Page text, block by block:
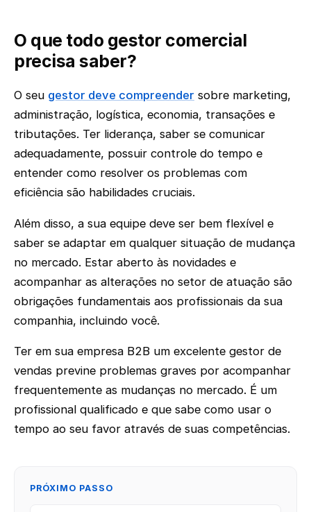
O que todo gestor comercial
precisa saber?
O seu gestor deve compreender sobre marketing,
administração, logística, economia, transações e
tributações. Ter liderança, saber se comunicar
adequadamente, possuir controle do tempo e
entender como resolver os problemas com
eficiência são habilidades cruciais.
Além disso, a sua equipe deve ser bem flexível e
saber se adaptar em qualquer situação de mudança
no mercado. Estar aberto às novidades e
acompanhar as alterações no setor de atuação são
obrigações fundamentais aos profissionais da sua
companhia, incluindo você.
Ter em sua empresa B2B um excelente gestor de
vendas previne problemas graves por acompanhar
frequentemente as mudanças no mercado. É um
profissional qualificado e que sabe como usar o
tempo ao seu favor através de suas competências.
PRÓXIMO PASSO